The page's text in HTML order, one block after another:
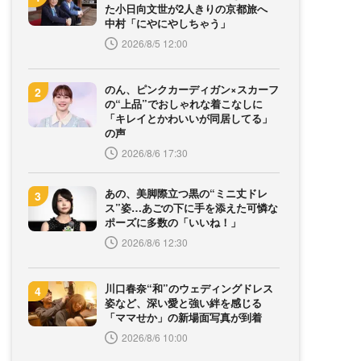
た小日向文世が2人きりの京都旅へ
中村「にやにやしちゃう」
2026/8/5 12:00
のん、ピンクカーディガン×スカーフ
の“上品”でおしゃれな着こなしに
「キレイとかわいいが同居してる」
の声
2026/8/6 17:30
あの、美脚際立つ黒の“ミニ丈ドレ
ス”姿…あごの下に手を添えた可憐な
ポーズに多数の「いいね！」
2026/8/6 12:30
川口春奈“和”のウェディングドレス
姿など、深い愛と強い絆を感じる
「ママせか」の新場面写真が到着
2026/8/6 10:00